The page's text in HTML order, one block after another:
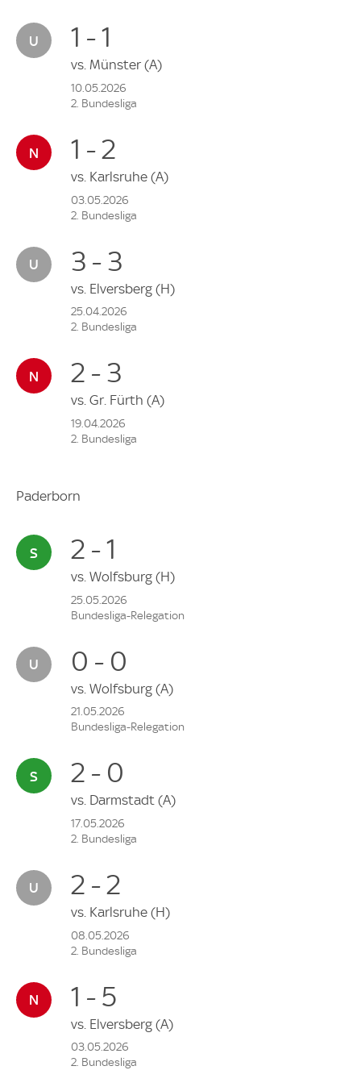
1 - 1
vs. Münster (A)
10.05.2026
2. Bundesliga
1 - 2
vs. Karlsruhe (A)
03.05.2026
2. Bundesliga
3 - 3
vs. Elversberg (H)
25.04.2026
2. Bundesliga
2 - 3
vs. Gr. Fürth (A)
19.04.2026
2. Bundesliga
Paderborn
2 - 1
vs. Wolfsburg (H)
25.05.2026
Bundesliga-Relegation
0 - 0
vs. Wolfsburg (A)
21.05.2026
Bundesliga-Relegation
2 - 0
vs. Darmstadt (A)
17.05.2026
2. Bundesliga
2 - 2
vs. Karlsruhe (H)
08.05.2026
2. Bundesliga
1 - 5
vs. Elversberg (A)
03.05.2026
2. Bundesliga